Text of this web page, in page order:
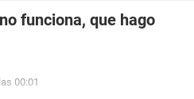
funciona, que hago
00:01